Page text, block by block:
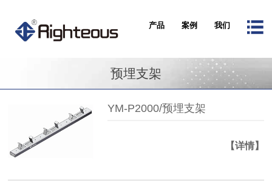
产品 案例 我们
预埋支架
YM-P2000/预埋支架
【详情】